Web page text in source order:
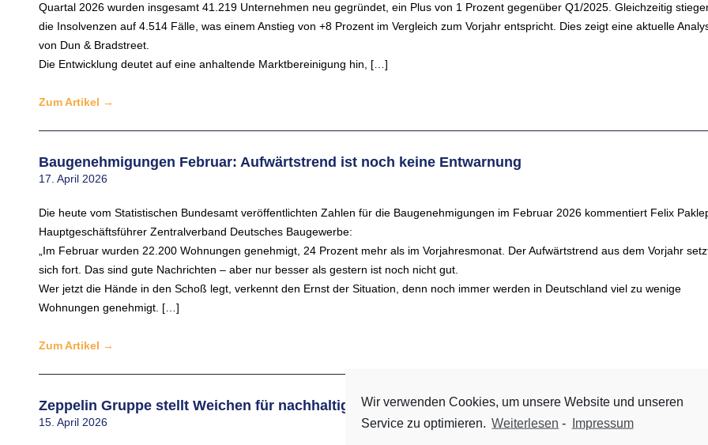
Quartal 2026 wurden insgesamt 41.219 Unternehmen neu gegründet, ein Plus von 1 Prozent gegenüber Q1/2025. Gleichzeitig
die Insolvenzen auf 4.514 Fälle, was einem Anstieg von +8 Prozent im Vergleich zum Vorjahr entspricht. Dies zeigt eine aktuelle
von Dun & Bradstreet.
Die Entwicklung deutet auf eine anhaltende Marktbereinigung hin, […]
Zum Artikel →
Baugenehmigungen Februar: Aufwärtstrend ist noch keine Entwarnung
17. April 2026
Die heute vom Statistischen Bundesamt veröffentlichten Zahlen für die Baugenehmigungen im Februar 2026 kommentiert Felix
Hauptgeschäftsführer Zentralverband Deutsches Baugewerbe:
„Im Februar wurden 22.200 Wohnungen genehmigt, 24 Prozent mehr als im Vorjahresmonat. Der Aufwärtstrend aus dem Vorjahr
sich fort. Das sind gute Nachrichten – aber nur besser als gestern ist noch nicht gut.
Wer jetzt die Hände in den Schoß legt, verkennt den Ernst der Situation, denn noch immer werden in Deutschland viel zu wenige
Wohnungen genehmigt. […]
Zum Artikel →
Zeppelin Gruppe stellt Weichen für nachhaltigen Wachstumskurs
15. April 2026
Wir verwenden Cookies, um unsere Website und unseren
Service zu optimieren. Weiterlesen - Impressum